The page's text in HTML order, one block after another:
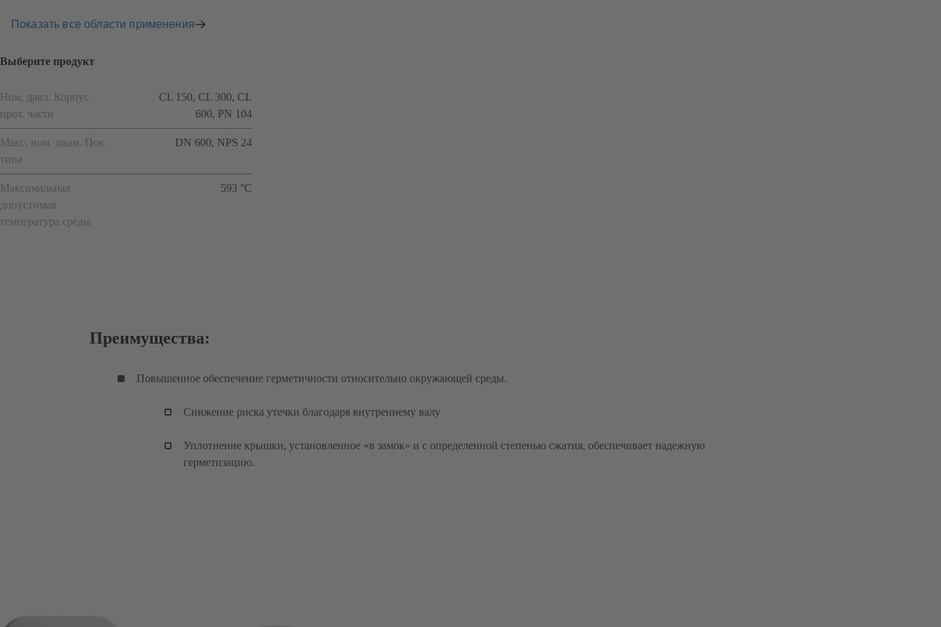
Показать все области применения
Выберите продукт
Ном. давл. Корпус
прот. части
CL 150, CL 300, CL
600, PN 104
Макс. ном. диам. Пок.
типа
DN 600, NPS 24
Максимальная
допустимая
температура среды
593 °C
Преимущества:
Повышенное обеспечение герметичности относительно окружающей среды.
Снижение риска утечки благодаря внутреннему валу
Уплотнение крышки, установленное «в замок» и с определенной степенью сжатия, обеспечивает надежную
герметизацию.